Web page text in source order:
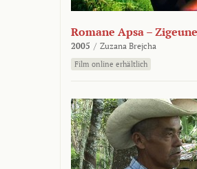
Romane Apsa –
2005 / Zuzana Brejcha
Film online erhältlich